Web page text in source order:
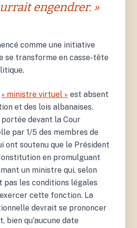
engendrer. »
comme une initiative
se transforme en casse-tête
« ministre virtuel » est absent
et des lois albanaises.
devant la Cour
par 1/5 des membres de
ont soutenu que le Président
en promulguant
un ministre qui, selon
pas les conditions légales
cette fonction. La
devrait se prononcer
bien qu'aucune date